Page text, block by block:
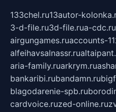
133chel.ru13autor-
3-d-file.ru3d-file.rua-cdc.ru
airgungames.ruaccounts-
alfeihavsalnassr.ru
aria-family.ruarkrym.ru
bankaribi.rubandamn.ru
blagodarenie-spb.ru
cardvoice.ruzed-online.ru